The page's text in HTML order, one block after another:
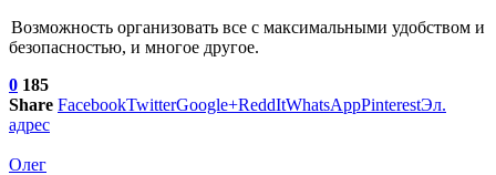
Возможность организовать все с максимальными удобством и
безопасностью, и многое другое.
0 185
Share FacebookTwitterGoogle+ReddItWhatsAppPinterestЭл.
адрес
Олег